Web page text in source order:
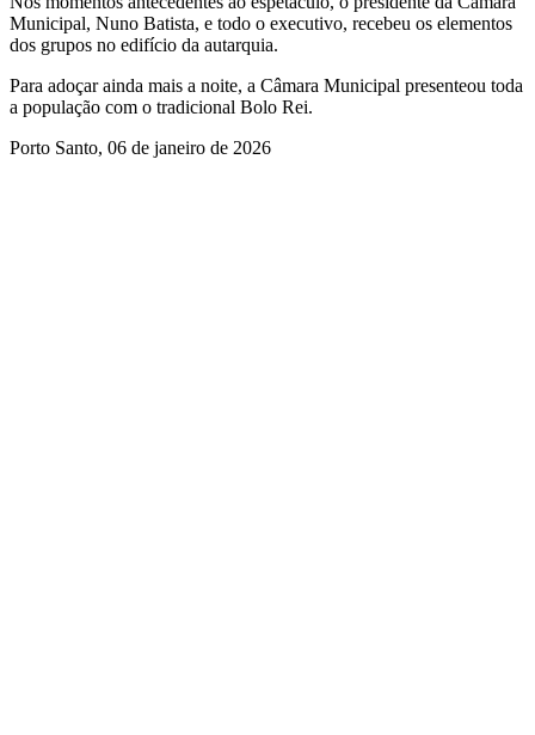
Municipal, Nuno Batista, e todo o executivo, recebeu os elementos
dos grupos no edifício da autarquia.
Para adoçar ainda mais a noite, a Câmara Municipal presenteou toda
a população com o tradicional Bolo Rei.
Porto Santo, 06 de janeiro de 2026